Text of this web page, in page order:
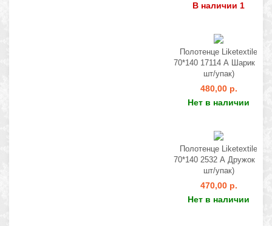
В наличии 1
Полотенце Liketextile
70*140 17114 А Шарик (6
шт/упак)
480,00 р.
Нет в наличии
Полотенце Liketextile
70*140 2532 А Дружок (6
шт/упак)
470,00 р.
Нет в наличии